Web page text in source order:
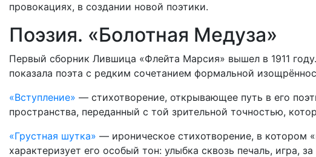
провокациях, в создании новой поэтики.
Поэзия. «Болотная Медуза»
Первый сборник Лившица «Флейта Марсия» вышел в 1911
показала поэта с редким сочетанием формальной
«Вступление» — стихотворение, открывающее путь в его
пространства, переданный с той зрительной точностью,
«Грустная шутка» — ироническое стихотворение, в котором
характеризует его особый тон: улыбка сквозь печаль, игра,